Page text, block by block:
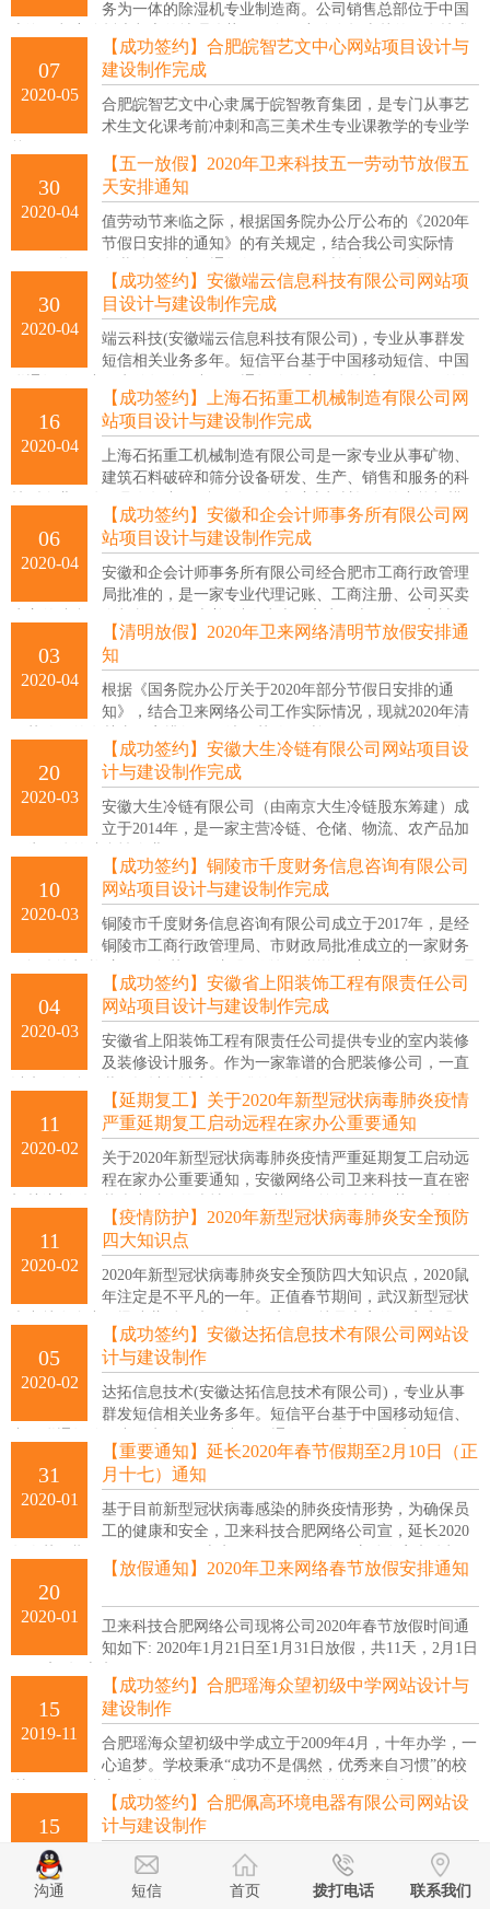
务为一体的除湿机专业制造商。公司销售总部位于中国
和生产技术，为各企事业单位、机关团体提供空气温度、湿度处理解
决方案。经过长期的发展，获得了众多的荣誉和称号。
07
2020-05
【成功签约】合肥皖智艺文中心网站项目设计与
建设制作完成
合肥皖智艺文中心隶属于皖智教育集团，是专门从事艺
术生文化课考前冲刺和高三美术生专业课教学的专业学
30
2020-04
【五一放假】2020年卫来科技五一劳动节放假五
天安排通知
值劳动节来临之际，根据国务院办公厅公布的《2020年
节假日安排的通知》的有关规定，结合我公司实际情
日-2020年5月5日共5天；2020年5月6日（周三）正常上班，5月9日
（周六）正常上班，特此通知！
30
2020-04
【成功签约】安徽端云信息科技有限公司网站项
目设计与建设制作完成
端云科技(安徽端云信息科技有限公司)，专业从事群发
短信相关业务多年。短信平台基于中国移动短信、中国
信平台!以稳定的功能和完善的服务平台为众多客户认可,并且具有高
达率。
16
2020-04
【成功签约】上海石拓重工机械制造有限公司网
站项目设计与建设制作完成
上海石拓重工机械制造有限公司是一家专业从事矿物、
建筑石料破碎和筛分设备研发、生产、销售和服务的科
具备完整的金属、非金属矿石处理生产线全套设备的生产能力。
06
2020-04
【成功签约】安徽和企会计师事务所有限公司网
站项目设计与建设制作完成
安徽和企会计师事务所有限公司经合肥市工商行政管理
局批准的，是一家专业代理记账、工商注册、公司买卖
为您合理规划财务、税收、投资，帮您轻松解决从中遇到的各种问
题。03
2020-04
【清明放假】2020年卫来网络清明节放假安排通
知
根据《国务院办公厅关于2020年部分节假日安排的通
知》，结合卫来网络公司工作实际情况，现就2020年清
20
2020-03
【成功签约】安徽大生冷链有限公司网站项目设
计与建设制作完成
安徽大生冷链有限公司（由南京大生冷链股东筹建）成
立于2014年，是一家主营冷链、仓储、物流、农产品加
10
2020-03
【成功签约】铜陵市千度财务信息咨询有限公司
网站项目设计与建设制作完成
铜陵市千度财务信息咨询有限公司成立于2017年，是经
铜陵市工商行政管理局、市财政局批准成立的一家财务
记账、纳税申报、整理乱账、一般纳税人资格认定服务、税务开业登
记、税收及会计事务咨询筹划、小额贷款、公司年检、审计与评估。
04
2020-03
【成功签约】安徽省上阳装饰工程有限责任公司
网站项目设计与建设制作完成
安徽省上阳装饰工程有限责任公司提供专业的室内装修
及装修设计服务。作为一家靠谱的合肥装修公司，一直
11
2020-02
【延期复工】关于2020年新型冠状病毒肺炎疫情
严重延期复工启动远程在家办公重要通知
关于2020年新型冠状病毒肺炎疫情严重延期复工启动远
程在家办公重要通知，安徽网络公司卫来科技一直在密
小伙伴们的健康安全，并积极配合做好整体疫情防控，经公司研究决
定：11
2020-02
【疫情防护】2020年新型冠状病毒肺炎安全预防
四大知识点
2020年新型冠状病毒肺炎安全预防四大知识点，2020鼠
年注定是不平凡的一年。正值春节期间，武汉新型冠状
慌，甚至遍布网络的各种谣言。对于疫情，我们应该足够重视，但正
因为重视，反而更要理性面对，不要随便听信和传播谣言，造成不必
要和错误的恐慌。
05
2020-02
【成功签约】安徽达拓信息技术有限公司网站设
计与建设制作
达拓信息技术(安徽达拓信息技术有限公司)，专业从事
群发短信相关业务多年。短信平台基于中国移动短信、
的短信平台!以稳定的功能和完善的服务平台为众多客户认可,并且具
有高达率。
31
2020-01
【重要通知】延长2020年春节假期至2月10日（正
月十七）通知
基于目前新型冠状病毒感染的肺炎疫情形势，为确保员
工的健康和安全，卫来科技合肥网络公司宣，延长2020
制，暂定2月13日（正月二十）返岗上班。
20
2020-01
【放假通知】2020年卫来网络春节放假安排通知
卫来科技合肥网络公司现将公司2020年春节放假时间通
知如下: 2020年1月21日至1月31日放假，共11天，2月1日
15
2019-11
【成功签约】合肥瑶海众望初级中学网站设计与
建设制作
合肥瑶海众望初级中学成立于2009年4月，十年办学，一
心追梦。学校秉承“成功不是偶然，优秀来自习惯”的校
力量雄厚、家长普遍看好、社会充分认可的省城民办初中。
15
2019-11
【成功签约】合肥佩高环境电器有限公司网站设
计与建设制作
合肥佩高环境电器有限公司（以下简称：佩高环境电
器）是致力于打造集热泵、空气能热水器、地暖采暖、
沟通 短信 首页 拨打电话 联系我们